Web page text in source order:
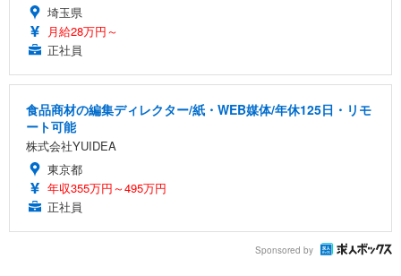
埼玉県
月給28万円～
正社員
食品商材の編集ディレクター/紙・WEB媒体/年休125日・リモ
ート可能
株式会社YUIDEA
東京都
年収355万円～495万円
正社員
Sponsored by